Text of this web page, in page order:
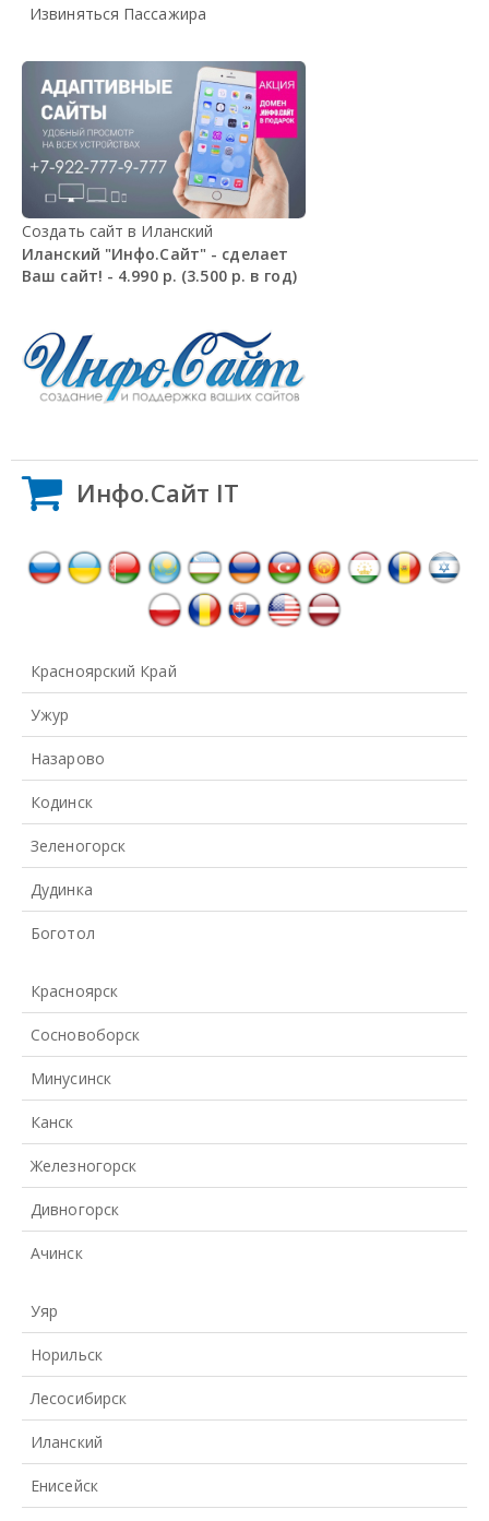
Извиняться Пассажира
Создать сайт в Иланский
Иланский "Инфо.Сайт" - сделает
Ваш сайт! - 4.990 р. (3.500 р. в год)
Инфо.Сайт IT
Красноярский Край
Ужур
Назарово
Кодинск
Зеленогорск
Дудинка
Боготол
Красноярск
Сосновоборск
Минусинск
Канск
Железногорск
Дивногорск
Ачинск
Уяр
Норильск
Лесосибирск
Иланский
Енисейск